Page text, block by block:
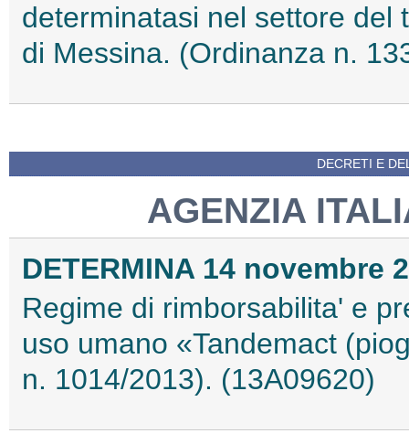
determinatasi nel settore del
di Messina. (Ordinanza n.
DECRETI E
AGENZIA
DETERMINA 14 novembre
Regime di rimborsabilita' e
uso umano «Tandemact
n. 1014/2013). (13A09620)